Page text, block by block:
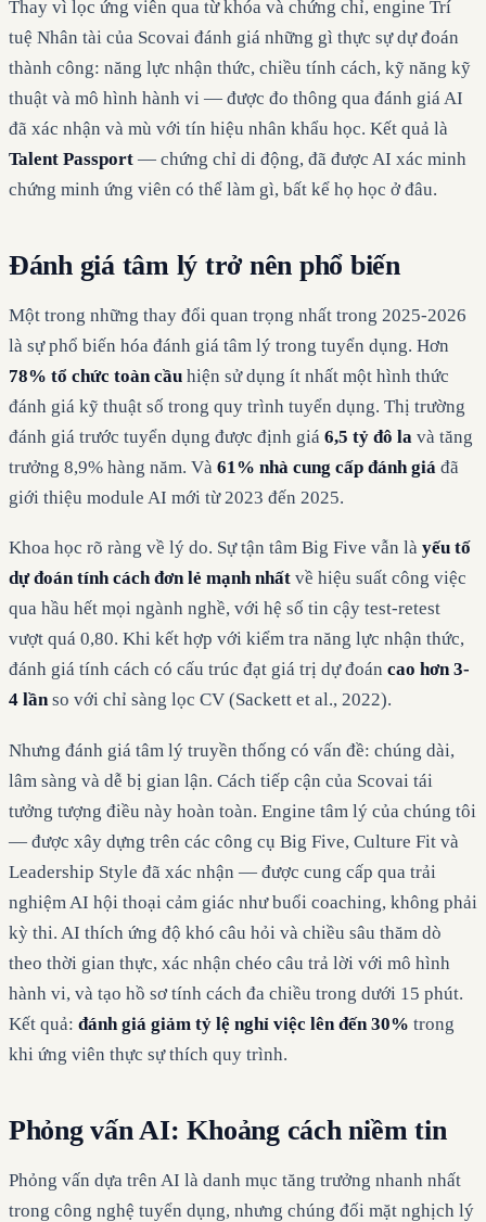
Thay vì lọc ứng viên qua từ khóa và chứng chỉ, engine Trí
tuệ Nhân tài của Scovai đánh giá những gì thực sự dự đoán
thành công: năng lực nhận thức, chiều tính cách, kỹ năng kỹ
thuật và mô hình hành vi — được đo thông qua đánh giá AI
đã xác nhận và mù với tín hiệu nhân khẩu học. Kết quả là
Talent Passport — chứng chỉ di động, đã được AI xác minh
chứng minh ứng viên có thể làm gì, bất kể họ học ở đâu.
Đánh giá tâm lý trở nên phổ biến
Một trong những thay đổi quan trọng nhất trong 2025-2026
là sự phổ biến hóa đánh giá tâm lý trong tuyển dụng. Hơn
78% tổ chức toàn cầu hiện sử dụng ít nhất một hình thức
đánh giá kỹ thuật số trong quy trình tuyển dụng. Thị trường
đánh giá trước tuyển dụng được định giá 6,5 tỷ đô la và tăng
trưởng 8,9% hàng năm. Và 61% nhà cung cấp đánh giá đã
giới thiệu module AI mới từ 2023 đến 2025.
Khoa học rõ ràng về lý do. Sự tận tâm Big Five vẫn là yếu tố
dự đoán tính cách đơn lẻ mạnh nhất về hiệu suất công việc
qua hầu hết mọi ngành nghề, với hệ số tin cậy test-retest
vượt quá 0,80. Khi kết hợp với kiểm tra năng lực nhận thức,
đánh giá tính cách có cấu trúc đạt giá trị dự đoán cao hơn 3-
4 lầnso với chỉ sàng lọc CV (Sackett et al., 2022).
Nhưng đánh giá tâm lý truyền thống có vấn đề: chúng dài,
lâm sàng và dễ bị gian lận. Cách tiếp cận của Scovai tái
tưởng tượng điều này hoàn toàn. Engine tâm lý của chúng tôi
— được xây dựng trên các công cụ Big Five, Culture Fit và
Leadership Style đã xác nhận — được cung cấp qua trải
nghiệm AI hội thoại cảm giác như buổi coaching, không phải
kỳ thi. AI thích ứng độ khó câu hỏi và chiều sâu thăm dò
theo thời gian thực, xác nhận chéo câu trả lời với mô hình
hành vi, và tạo hồ sơ tính cách đa chiều trong dưới 15 phút.
Kết quả: đánh giá giảm tỷ lệ nghỉ việc lên đến 30% trong
khi ứng viên thực sự thích quy trình.
Phỏng vấn AI: Khoảng cách niềm tin
Phỏng vấn dựa trên AI là danh mục tăng trưởng nhanh nhất
trong công nghệ tuyển dụng, nhưng chúng đối mặt nghịch lý